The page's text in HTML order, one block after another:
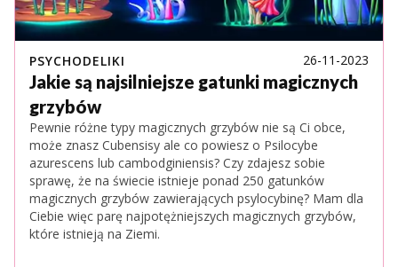
PSYCHODELIKI 26-11-2023
Jakie są najsilniejsze gatunki magicznych
grzybów
Pewnie różne typy magicznych grzybów nie są Ci obce,
może znasz Cubensisy ale co powiesz o Psilocybe
azurescens lub cambodginiensis? Czy zdajesz sobie
sprawę, że na świecie istnieje ponad 250 gatunków
magicznych grzybów zawierających psylocybinę? Mam dla
Ciebie więc parę najpotężniejszych magicznych grzybów,
które istnieją na Ziemi.